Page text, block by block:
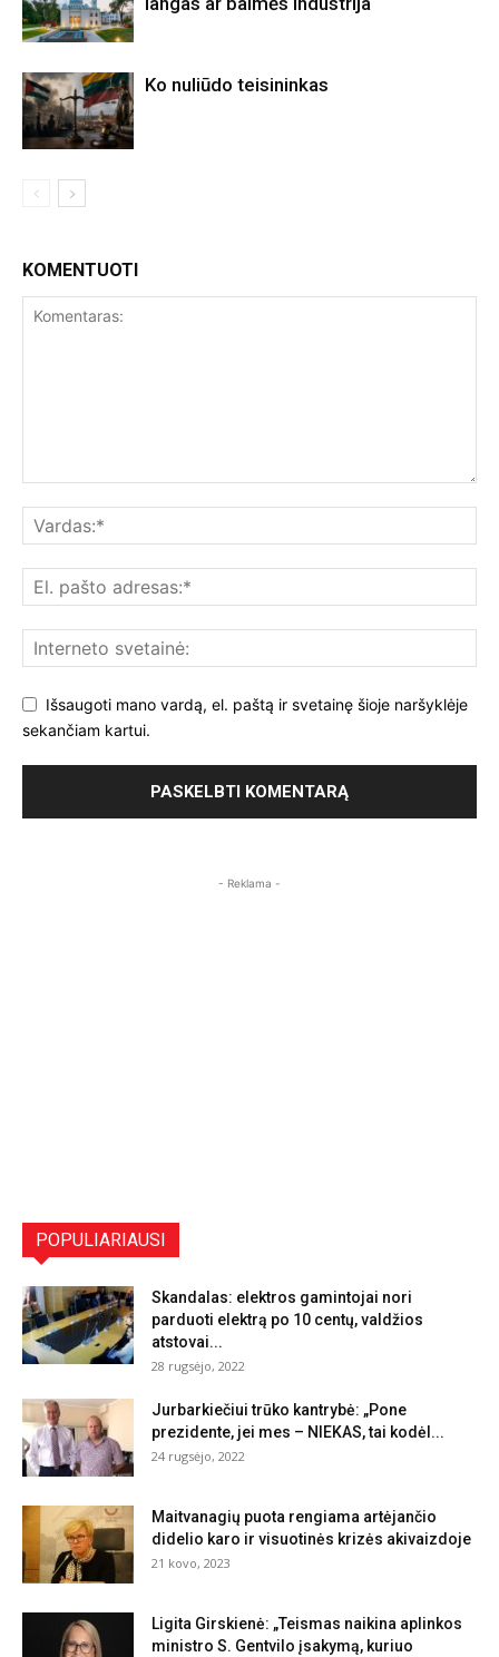
Ko nuliūdo teisininkas
KOMENTUOTI
Išsaugoti mano vardą, el. paštą ir svetainę šioje naršyklėje
sekančiam kartui.
- Reklama -
POPULIARIAUSI
Skandalas: elektros gamintojai nori
parduoti elektrą po 10 centų, valdžios
atstovai...
28 rugsėjo, 2022
Jurbarkiečiui trūko kantrybė: „Pone
prezidente, jei mes – NIEKAS, tai kodėl...
24 rugsėjo, 2022
Maitvanagių puota rengiama artėjančio
didelio karo ir visuotinės krizės akivaizdoje
21 kovo, 2023
Ligita Girskienė: „Teismas naikina aplinkos
ministro S. Gentvilo įsakymą, kuriuo